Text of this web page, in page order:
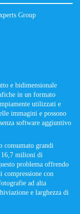
Group
e bidimensionale
in un formato
utilizzati e
immagini e possono
software aggiuntivo
grandi
16,7 milioni di
problema offrendo
compressione con
ad alta
e larghezza di